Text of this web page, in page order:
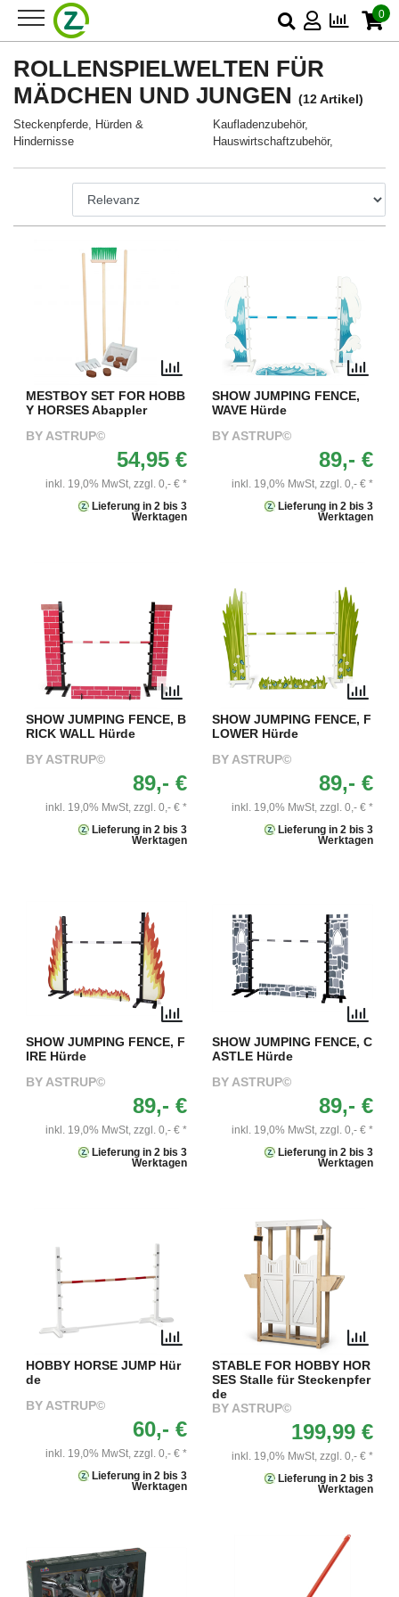
0
ROLLENSPIELWELTEN FÜR
MÄDCHEN UND JUNGEN (12 Artikel)
Steckenpferde, Hürden &
Hindernisse
Kaufladenzubehör,
Hauswirtschaftzubehör,
MESTBOY SET FOR HOBB
Y HORSES Abappler
BY ASTRUP©
54,95 €
inkl. 19,0% MwSt, zzgl. 0,- € *
Lieferung in 2 bis 3
Werktagen
SHOW JUMPING FENCE,
WAVE Hürde
BY ASTRUP©
89,- €
inkl. 19,0% MwSt, zzgl. 0,- € *
Lieferung in 2 bis 3
Werktagen
SHOW JUMPING FENCE, B
RICK WALL Hürde
BY ASTRUP©
89,- €
inkl. 19,0% MwSt, zzgl. 0,- € *
Lieferung in 2 bis 3
Werktagen
SHOW JUMPING FENCE, F
LOWER Hürde
BY ASTRUP©
89,- €
inkl. 19,0% MwSt, zzgl. 0,- € *
Lieferung in 2 bis 3
Werktagen
SHOW JUMPING FENCE, F
IRE Hürde
BY ASTRUP©
89,- €
inkl. 19,0% MwSt, zzgl. 0,- € *
Lieferung in 2 bis 3
Werktagen
SHOW JUMPING FENCE, C
ASTLE Hürde
BY ASTRUP©
89,- €
inkl. 19,0% MwSt, zzgl. 0,- € *
Lieferung in 2 bis 3
Werktagen
HOBBY HORSE JUMP Hür
de
BY ASTRUP©
60,- €
inkl. 19,0% MwSt, zzgl. 0,- € *
Lieferung in 2 bis 3
Werktagen
STABLE FOR HOBBY HOR
SES Stalle für Steckenpfer
de
BY ASTRUP©
199,99 €
inkl. 19,0% MwSt, zzgl. 0,- € *
Lieferung in 2 bis 3
Werktagen